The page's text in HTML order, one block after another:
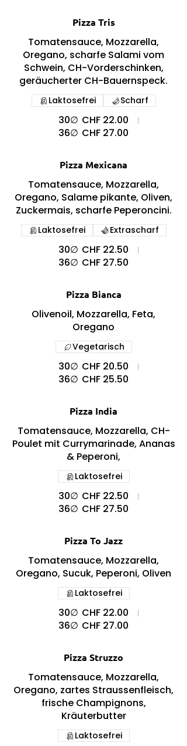
Pizza Tris
Tomatensauce, Mozzarella,
Oregano, scharfe Salami vom
Schwein, CH-Vorderschinken,
geräucherter CH-Bauernspeck.
30∅ CHF 22.00
36∅ CHF 27.00
Laktosefrei Scharf
Pizza Mexicana
Tomatensauce, Mozzarella,
Oregano, Salame pikante, Oliven,
Zuckermais, scharfe Peperoncini.
30∅ CHF 22.50
36∅ CHF 27.50
Laktosefrei Extrascharf
Pizza Bianca
Olivenoil, Mozzarella, Feta,
Oregano
30∅ CHF 20.50
36∅ CHF 25.50
Vegetarisch
Pizza India
Tomatensauce, Mozzarella, CH-
Poulet mit Currymarinade, Ananas
& Peperoni,
30∅ CHF 22.50
36∅ CHF 27.50
Laktosefrei
Pizza To Jazz
Tomatensauce, Mozzarella,
Oregano, Sucuk, Peperoni, Oliven
30∅ CHF 22.00
36∅ CHF 27.00
Laktosefrei
Pizza Struzzo
Tomatensauce, Mozzarella,
Oregano, zartes Straussenfleisch,
frische Champignons,
Kräuterbutter
Laktosefrei